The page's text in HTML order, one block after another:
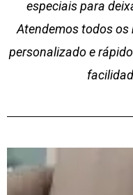
especiais para
Atendemos todos
personalizado e